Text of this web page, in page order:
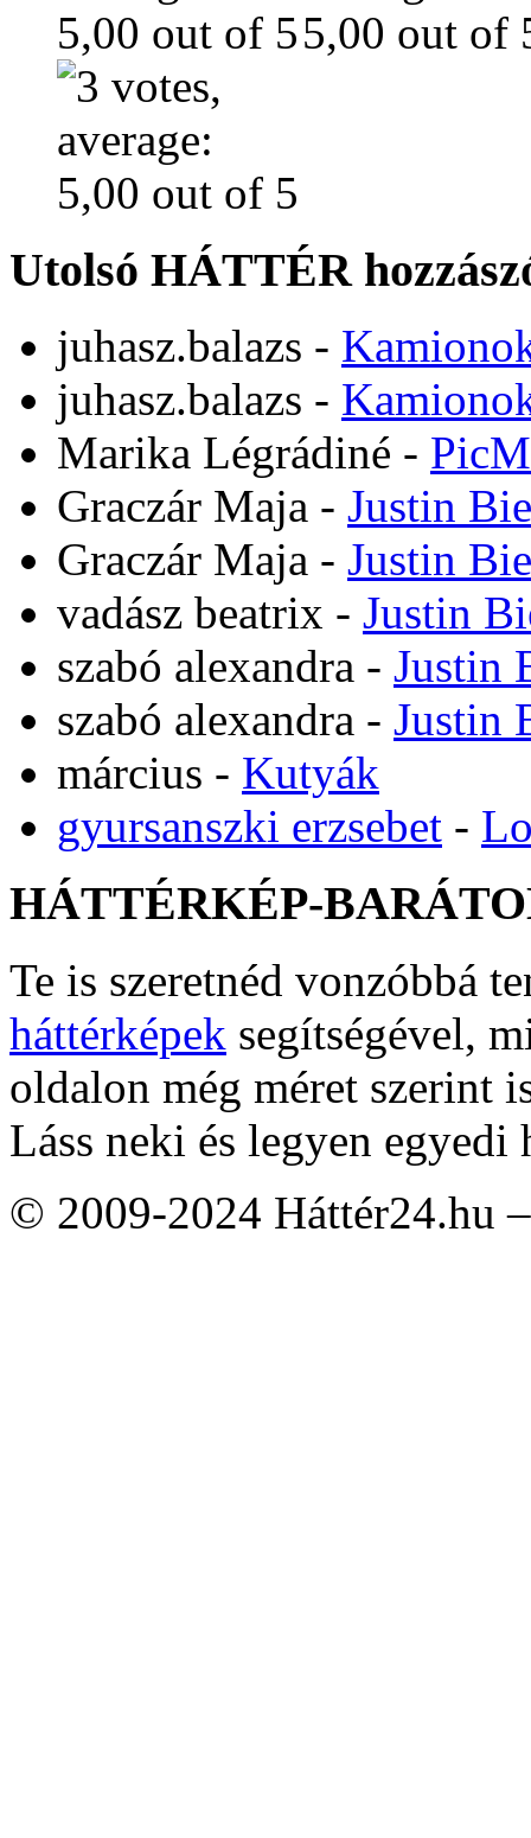
Utolsó HÁTTÉR
juhasz.balazs -
juhasz.balazs -
Marika Légrádiné -
Graczár Maja - Justin
Graczár Maja - Justin
vadász beatrix - Justin
szabó alexandra - Justin
szabó alexandra - Justin
március - Kutyák
gyursanszki erzsebet -
HÁTTÉRKÉP-
Te is szeretnéd vonzóbbá
háttérképek segítségével,
oldalon még méret szerint
Láss neki és legyen egyedi
© 2009-2024 Háttér24.hu